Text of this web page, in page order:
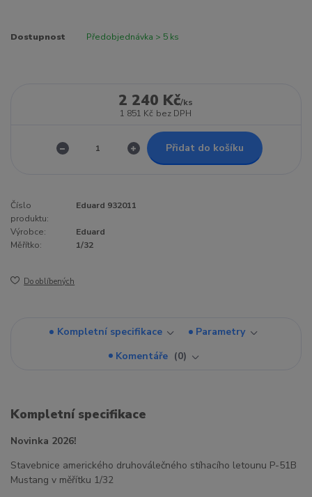
Dostupnost Předobjednávka > 5 ks
2 240 Kč/ks
1 851 Kč bez DPH
Přidat do košíku
Číslo
produktu:
Eduard 932011
Výrobce:
Eduard
Měřítko:
1/32
Do oblíbených
Kompletní specifikace
Parametry
Komentáře
0
Kompletní specifikace
Novinka 2026!
Stavebnice amerického druhoválečného stíhacího letounu P-51B
Mustang v měřítku 1/32